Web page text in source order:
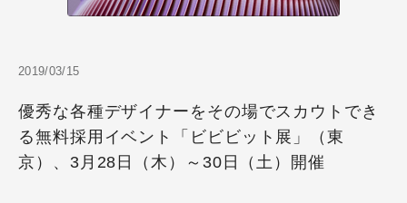
2019/03/15
優秀な各種デザイナーをその場でスカウトでき
る無料採用イベント「ビビビット展」（東
京）、3月28日（木）～30日（土）開催